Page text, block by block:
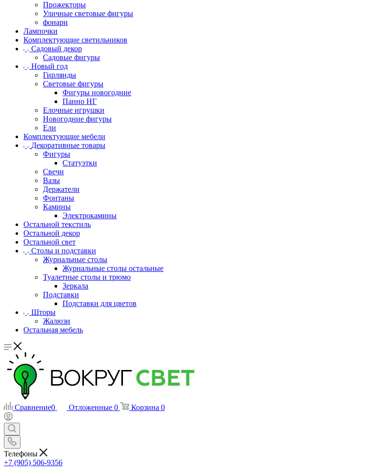
Прожекторы
Уличные световые фигуры
фонари
Лампочки
Комплектующие светильников
Садовый декор
Садовые фигуры
Новый год
Гирлянды
Световые фигуры
Фигуры новогодние
Панно НГ
Елочные игрушки
Новогодние фигуры
Ели
Комплектующие мебели
Декоративные товары
Фигуры
Статуэтки
Свечи
Вазы
Держатели
Фонтаны
Камины
Электрокамины
Остальной текстиль
Остальной декор
Остальной свет
Столы и подставки
Журнальные столы
Журнальные столы остальные
Туалетные столы и трюмо
Зеркала
Подставки
Подставки для цветов
Шторы
Жалюзи
Остальная мебель
Сравнение0 Отложенные 0 Корзина 0
Телефоны
+7 (905) 506-9356